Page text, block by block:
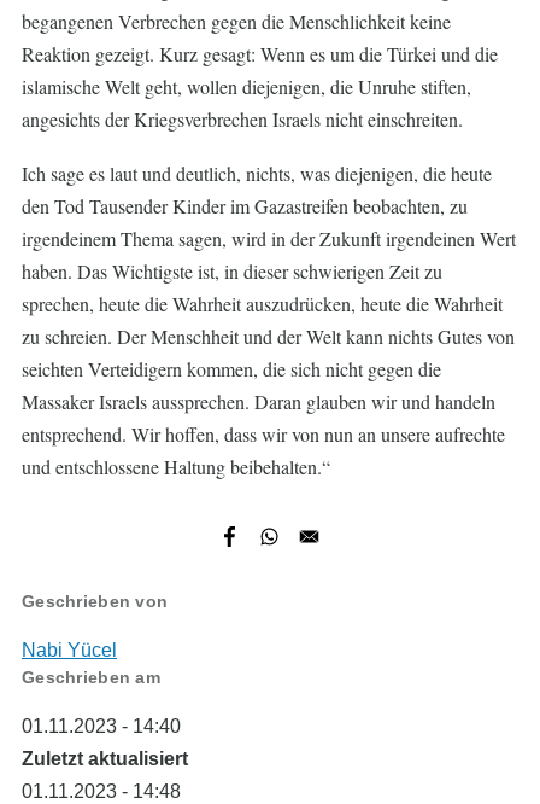
begangenen Verbrechen gegen die Menschlichkeit keine
Reaktion gezeigt. Kurz gesagt: Wenn es um die Türkei und die
islamische Welt geht, wollen diejenigen, die Unruhe stiften,
angesichts der Kriegsverbrechen Israels nicht einschreiten.
Ich sage es laut und deutlich, nichts, was diejenigen, die heute
den Tod Tausender Kinder im Gazastreifen beobachten, zu
irgendeinem Thema sagen, wird in der Zukunft irgendeinen Wert
haben. Das Wichtigste ist, in dieser schwierigen Zeit zu
sprechen, heute die Wahrheit auszudrücken, heute die Wahrheit
zu schreien. Der Menschheit und der Welt kann nichts Gutes von
seichten Verteidigern kommen, die sich nicht gegen die
Massaker Israels aussprechen. Daran glauben wir und handeln
entsprechend. Wir hoffen, dass wir von nun an unsere aufrechte
und entschlossene Haltung beibehalten.“
Geschrieben von
Nabi Yücel
Geschrieben am
01.11.2023 - 14:40
Zuletzt aktualisiert
01.11.2023 - 14:48